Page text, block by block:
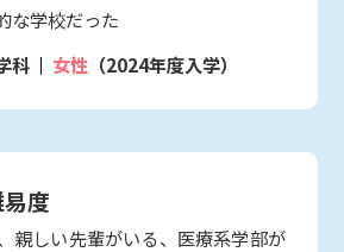
な学校だった
科
女性 （2024年度入学）
度
親しい先輩がいる、医療系学部が